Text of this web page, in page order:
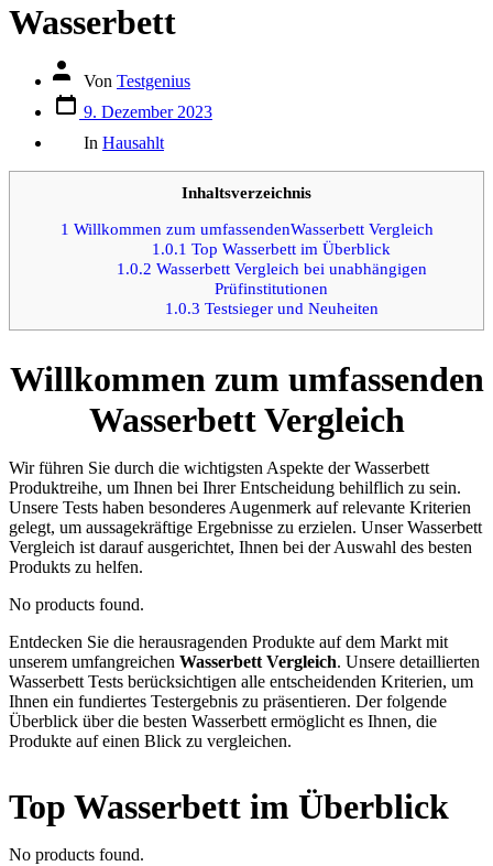
Wasserbett
Autor
Beitrags
Von Testgenius
Datum
des
Beitrags
9. Dezember 2023
In Hausahlt
Inhaltsverzeichnis
1 Willkommen zum umfassendenWasserbett Vergleich
1.0.1 Top Wasserbett im Überblick
1.0.2 Wasserbett Vergleich bei unabhängigen
Prüfinstitutionen
1.0.3 Testsieger und Neuheiten
Willkommen zum umfassenden
Wasserbett Vergleich
Wir führen Sie durch die wichtigsten Aspekte der Wasserbett
Produktreihe, um Ihnen bei Ihrer Entscheidung behilflich zu sein.
Unsere Tests haben besonderes Augenmerk auf relevante Kriterien
gelegt, um aussagekräftige Ergebnisse zu erzielen. Unser Wasserbett
Vergleich ist darauf ausgerichtet, Ihnen bei der Auswahl des besten
Produkts zu helfen.
No products found.
Entdecken Sie die herausragenden Produkte auf dem Markt mit
unserem umfangreichen Wasserbett Vergleich. Unsere detaillierten
Wasserbett Tests berücksichtigen alle entscheidenden Kriterien, um
Ihnen ein fundiertes Testergebnis zu präsentieren. Der folgende
Überblick über die besten Wasserbett ermöglicht es Ihnen, die
Produkte auf einen Blick zu vergleichen.
Top Wasserbett im Überblick
No products found.